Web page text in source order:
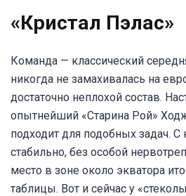
«Кристал Пэлас»
Команда — классический
никогда не замахивалась на
достаточно неплохой состав.
опытнейший «Старина Рой»
подходит для подобных задач. С
стабильно, без особой
место в зоне около экватора
таблицы. Вот и сейчас у